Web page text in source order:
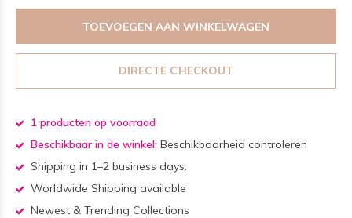
TOEVOEGEN AAN WINKELWAGEN
DIRECTE CHECKOUT
1 producten op voorraad
Beschikbaar in de winkel: Beschikbaarheid controleren
Shipping in 1–2 business days.
Worldwide Shipping available
Newest & Trending Collections